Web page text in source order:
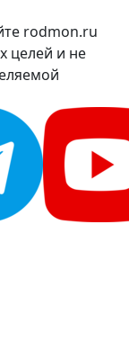
rodmon.ru
целей и не